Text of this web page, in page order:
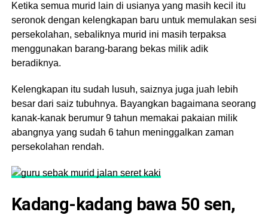
Ketika semua murid lain di usianya yang masih kecil itu
seronok dengan kelengkapan baru untuk memulakan sesi
persekolahan, sebaliknya murid ini masih terpaksa
menggunakan barang-barang bekas milik adik
beradiknya.
Kelengkapan itu sudah lusuh, saiznya juga juah lebih
besar dari saiz tubuhnya. Bayangkan bagaimana seorang
kanak-kanak berumur 9 tahun memakai pakaian milik
abangnya yang sudah 6 tahun meninggalkan zaman
persekolahan rendah.
Kadang-kadang bawa 50 sen,